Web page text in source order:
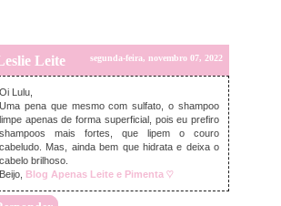
Leite segunda-feira, novembro 07, 2022
Oi Lulu,
Uma pena que mesmo com sulfato, o shampoo
limpe apenas de forma superficial, pois eu prefiro
shampoos mais fortes, que lipem o couro
cabeludo. Mas, ainda bem que hidrata e deixa o
cabelo brilhoso.
Beijo,
Blog Apenas Leite e Pimenta ♡